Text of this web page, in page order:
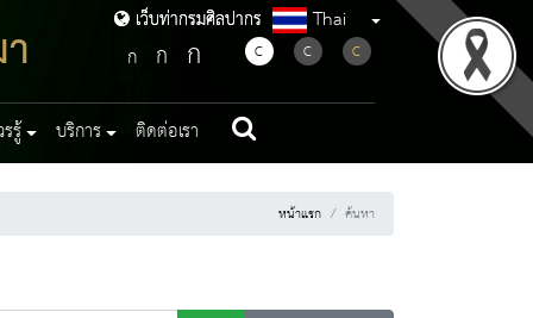
เว็บท่ากรมศิลปากร
เว็บท่ากรมศิลปากร Thai
ก ก ก C C C
รู้ บริการ ติดต่อเรา
หน้าแรก ค้นหา